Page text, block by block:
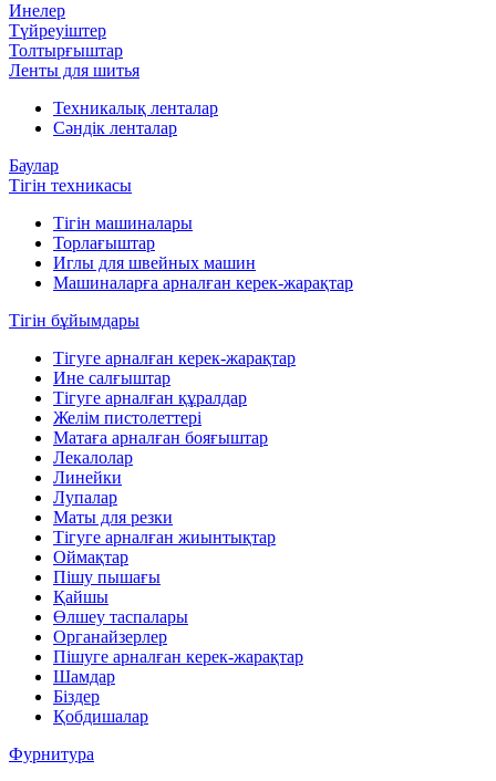
Инелер
Түйреуіштер
Толтырғыштар
Ленты для шитья
Техникалық ленталар
Сәндік ленталар
Баулар
Тігін техникасы
Тігін машиналары
Торлағыштар
Иглы для швейных машин
Машиналарға арналған керек-жарақтар
Тігін бұйымдары
Тігуге арналған керек-жарақтар
Ине салғыштар
Тігуге арналған құралдар
Желім пистолеттері
Матаға арналған бояғыштар
Лекалолар
Линейки
Лупалар
Маты для резки
Тігуге арналған жиынтықтар
Оймақтар
Пішу пышағы
Қайшы
Өлшеу таспалары
Органайзерлер
Пішуге арналған керек-жарақтар
Шамдар
Біздер
Қобдишалар
Фурнитура